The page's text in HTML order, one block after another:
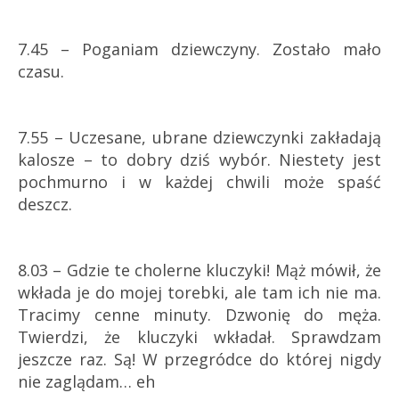
7.45 – Poganiam dziewczyny. Zostało mało
czasu.
7.55 – Uczesane, ubrane dziewczynki zakładają
kalosze – to dobry dziś wybór. Niestety jest
pochmurno i w każdej chwili może spaść
deszcz.
8.03 – Gdzie te cholerne kluczyki! Mąż mówił, że
wkłada je do mojej torebki, ale tam ich nie ma.
Tracimy cenne minuty. Dzwonię do męża.
Twierdzi, że kluczyki wkładał. Sprawdzam
jeszcze raz. Są! W przegródce do której nigdy
nie zaglądam… eh